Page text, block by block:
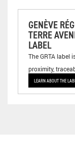
GENÈVE
TERRE
LABEL
The GRTA label
proximity,
LEARN ABOUT THE